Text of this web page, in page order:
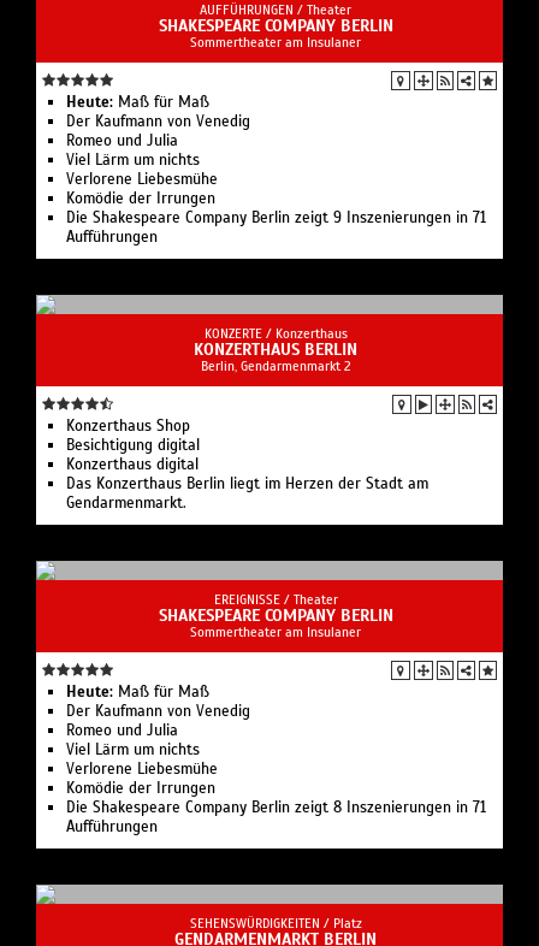
AUFFÜHRUNGEN / Theater
SHAKESPEARE COMPANY BERLIN
Sommertheater am Insulaner
Heute: Maß für Maß
Der Kaufmann von Venedig
Romeo und Julia
Viel Lärm um nichts
Verlorene Liebesmühe
Komödie der Irrungen
Die Shakespeare Company Berlin zeigt 9 Inszenierungen in 71
Aufführungen
KONZERTE / Konzerthaus
KONZERTHAUS BERLIN
Berlin, Gendarmenmarkt 2
Konzerthaus Shop
Besichtigung digital
Konzerthaus digital
Das Konzerthaus Berlin liegt im Herzen der Stadt am
Gendarmenmarkt.
EREIGNISSE / Theater
SHAKESPEARE COMPANY BERLIN
Sommertheater am Insulaner
Heute: Maß für Maß
Der Kaufmann von Venedig
Romeo und Julia
Viel Lärm um nichts
Verlorene Liebesmühe
Komödie der Irrungen
Die Shakespeare Company Berlin zeigt 8 Inszenierungen in 71
Aufführungen
SEHENSWÜRDIGKEITEN / Platz
GENDARMENMARKT BERLIN